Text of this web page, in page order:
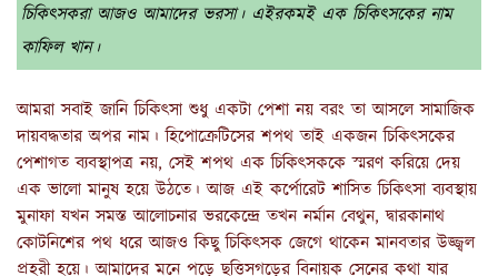
চিকিৎসকরা আজও আমাদের ভরসা। এইরকমই এক চিকিৎসকের নাম
কাফিল খান।
আমরা সবাই জানি চিকিৎসা শুধু একটা পেশা নয় বরং তা আসলে সামাজিক
দায়বদ্ধতার অপর নাম। হিপোক্রেটিসের শপথ তাই একজন চিকিৎসকের
পেশাগত ব্যবস্থাপত্র নয়, সেই শপথ এক চিকিৎসককে স্মরণ করিয়ে দেয়
এক ভালো মানুষ হয়ে উঠতে। আজ এই কর্পোরেট শাসিত চিকিৎসা ব্যবস্থায়
মুনাফা যখন সমস্ত আলোচনার ভরকেন্দ্রে তখন নর্মান বেথুন, দ্বারকানাথ
কোটনিশের পথ ধরে আজও কিছু চিকিৎসক জেগে থাকেন মানবতার উজ্জ্বল
প্রহরী হয়ে। আমাদের মনে পড়ে ছত্তিসগড়ের বিনায়ক সেনের কথা যার